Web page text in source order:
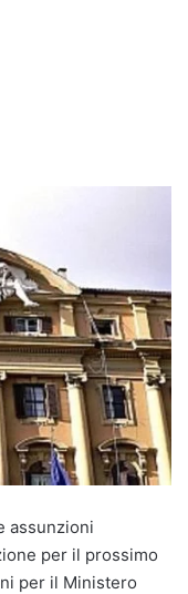
assunzioni
per il prossimo
per il Ministero